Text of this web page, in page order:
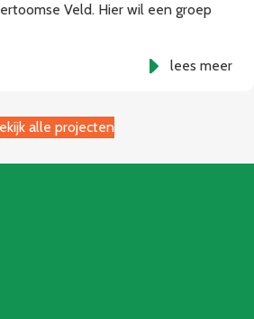
Veld. Hier wil een groep
lees meer
alle projecten